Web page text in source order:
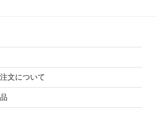
文について